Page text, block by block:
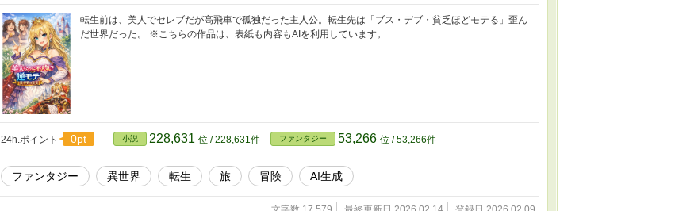
転生前は、美人でセレブだが高飛車で孤独だった主人公。転生先は「ブス・デブ・貧乏ほどモテる」歪ん
だ世界だった。 ※こちらの作品は、表紙も内容もAIを利用しています。
24h.ポイント 0pt 小説 228,631 位 / 228,631件 ファンタジー 53,266 位 / 53,266件
ファンタジー 異世界 転生 旅 冒険 AI生成